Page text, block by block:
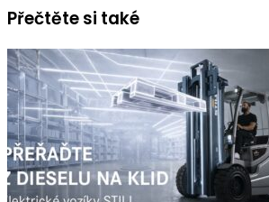
Přečtěte si také